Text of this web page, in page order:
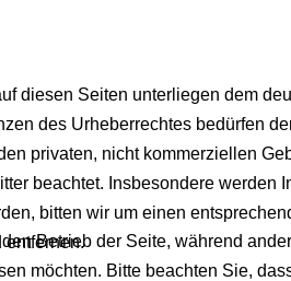
diesen Seiten unterliegen dem
des Urheberrechtes bedürfen
privaten, nicht kommerziellen
beachtet. Insbesondere
bitten wir um einen
entfernen.
Betrieb der Seite, während
möchten. Bitte beachten Sie,